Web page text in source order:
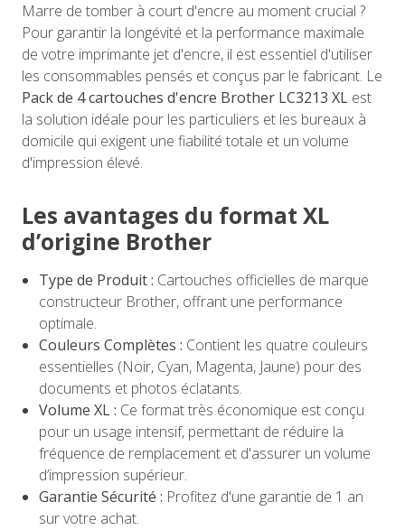
Marre de tomber à court d'encre au moment crucial ?
Pour garantir la longévité et la performance maximale
de votre imprimante jet d'encre, il est essentiel d'utiliser
les consommables pensés et conçus par le fabricant. Le
Pack de 4 cartouches d'encre Brother LC3213 XL est
la solution idéale pour les particuliers et les bureaux à
domicile qui exigent une fiabilité totale et un volume
d'impression élevé.
Les avantages du format XL
d’origine Brother
Type de Produit : Cartouches officielles de marque
constructeur Brother, offrant une performance
optimale.
Couleurs Complètes : Contient les quatre couleurs
essentielles (Noir, Cyan, Magenta, Jaune) pour des
documents et photos éclatants.
Volume XL : Ce format très économique est conçu
pour un usage intensif, permettant de réduire la
fréquence de remplacement et d'assurer un volume
d’impression supérieur.
Garantie Sécurité : Profitez d'une garantie de 1 an
sur votre achat.